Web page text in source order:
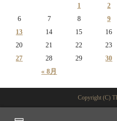
« 8月
1 2
6
7 8 9
13
14 15 16
20
21 22 23
27
28 29 30
Copyright (C)